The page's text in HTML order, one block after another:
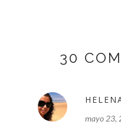
30
mayo 23,